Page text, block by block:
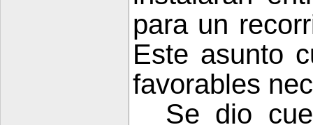
para un
Este asunto
favorables
Se dio